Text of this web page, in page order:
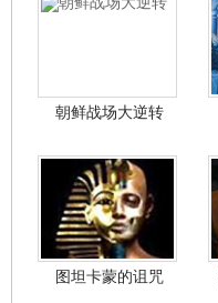
朝鲜战场大逆转
图坦卡蒙的诅咒